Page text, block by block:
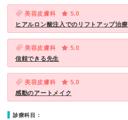
美容皮膚科
5.0
ヒアルロン酸注入でのリフトアップ治療
美容皮膚科
5.0
信頼できる先生
美容皮膚科
5.0
感動のアートメイク
診療科目：